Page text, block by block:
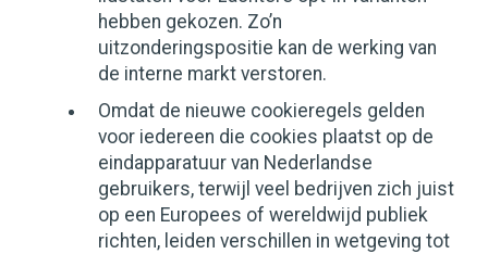
hebben gekozen. Zo’n
uitzonderingspositie kan de werking van
de interne markt verstoren.
Omdat de nieuwe cookieregels gelden
voor iedereen die cookies plaatst op de
eindapparatuur van Nederlandse
gebruikers, terwijl veel bedrijven zich juist
op een Europees of wereldwijd publiek
richten, leiden verschillen in wetgeving tot